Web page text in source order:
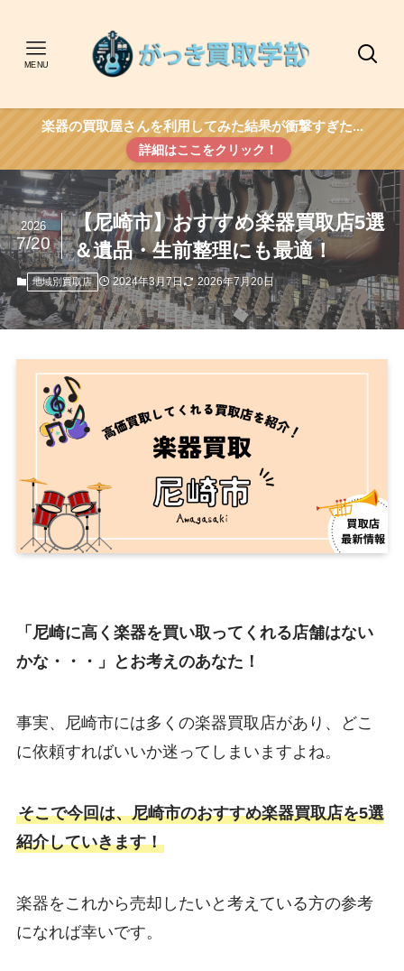
MENU
楽器の買取屋さんを利用してみた結果が衝撃すぎた...
詳細はここをクリック！
【尼崎市】おすすめ楽器買取店5選
＆遺品・生前整理にも最適！
2026
7/20
地域別買取店 2024年3月7日 2026年7月20日
「尼崎に高く楽器を買い取ってくれる店舗はない
かな・・・」とお考えのあなた！
事実、尼崎市には多くの楽器買取店があり、どこ
に依頼すればいいか迷ってしまいますよね。
そこで今回は、尼崎市のおすすめ楽器買取店を5選
紹介していきます！
楽器をこれから売却したいと考えている方の参考
になれば幸いです。